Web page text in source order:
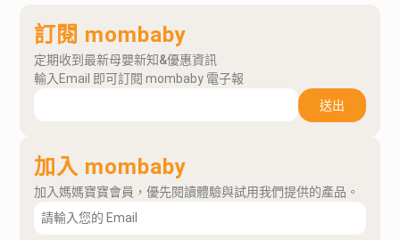
訂閱 mombaby
定期收到最新母嬰新知&優惠資訊
輸入Email 即可訂閱 mombaby 電子報
送出
加入 mombaby
加入媽媽寶寶會員，優先閱讀體驗與試用我們提供的產品。